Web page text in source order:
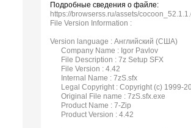
Подробные сведения о файле:
https://browserss.ru/assets/
File Version Information :
Version language : Английский (США)
Company Name : Igor Pavlov
File Description : 7z Setup SFX
File Version : 4.42
Internal Name : 7zS.sfx
Legal Copyright : Copyright (c) 1999-
Original File name : 7zS.sfx.exe
Product Name : 7-Zip
Product Version : 4.42